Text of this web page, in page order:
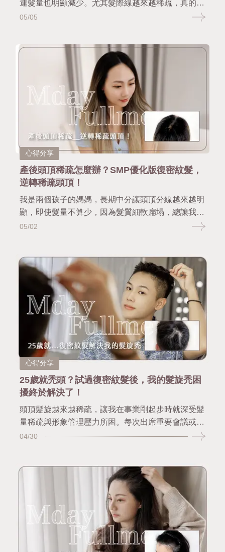
連髮量也明顯減少。尤其髮際線越來越稀疏，真的很
焦慮，第一次踏入慢慢日茂做復密紋髮，原本還半信
卻像自然長出髮根一樣蓬鬆、逼真，看起來就像多了
幾百根頭髮！不只改善了視覺髮量，更自信大提升！
05/05
心得分享
產後頭頂稀疏怎麼辦？SMP優化版復密紋髮，
逆轉稀疏頭頂！
我是兩個孩子的媽媽，長期中分讓頭頂分線越來越明
顯，即使髮量不算少，因為髮質細軟扁塌，總讓我看
起來像髮量稀疏或禿頭，拍照時還得刻意喬角度遮
跡。現在無論拍照或出門都不再焦慮，連帶整體氣色
與自信心也提升了，真的很推薦給跟我一樣有分線
禿、扁塌髮困擾的媽咪們。
05/02
心得分享
25歲就禿頭？試過復密紋髮後，我的髮旋禿困
擾終於解決了！
頭頂髮旋越來越稀疏，讓我在事業剛起步時就深受髮
量稀疏與形象管理壓力所困。每次出席重要會議或拍
攝品牌形象照，我最焦慮的不是簡報內容，而是那圈
才真正改善了我的髮旋稀疏狀況。設計師用自然紋髮
技術完美修飾髮線與旋位，效果不僅看不出人工痕
跡，更讓我重新找回專業形象與自信心。 這次的轉
變非常真實，也希望這篇分享能成為正面能量，讓同
樣面臨落髮困擾、尋找改善方法的你，看見「紋髮」
這條自然又安心的選擇。
04/30